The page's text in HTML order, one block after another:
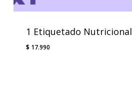
1 Etiquetado Nutricional
$ 17.990